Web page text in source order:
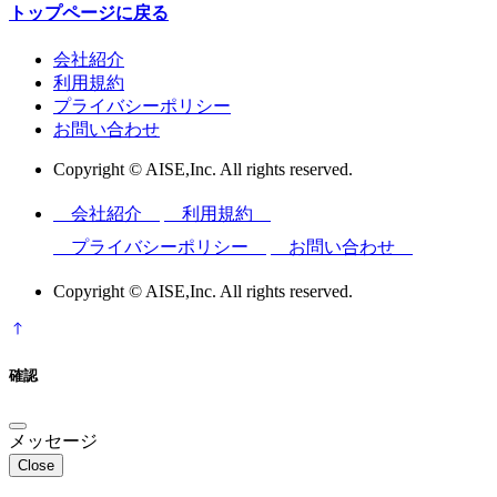
トップページに戻る
会社紹介
利用規約
プライバシーポリシー
お問い合わせ
Copyright © AISE,Inc. All rights reserved.
会社紹介
利用規約
プライバシーポリシー
お問い合わせ
Copyright © AISE,Inc. All rights reserved.
確認
メッセージ
Close